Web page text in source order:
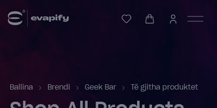
Ballina Brendi Geek Bar Të gjitha produktet